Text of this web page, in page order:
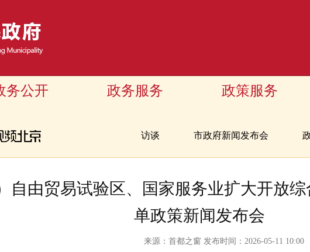
务公开 政务服务 政策服务
访谈 市政府新闻发布会
自由贸易试验区、国家服务业扩大开放
单政策新闻发布会
来源：首都之窗 发布时间：2026-05-11 10:00